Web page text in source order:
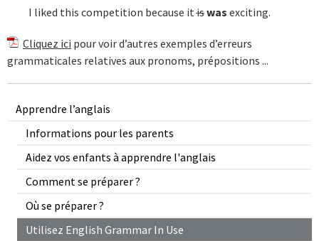
Apprendre l’anglais
Informations pour les parents
Aidez vos enfants à apprendre l'anglais
Comment se préparer ?
Où se préparer ?
Utilisez English Grammar In Use
I liked this competition because itiswas exciting.
Cliquez ici pour voir d’autres exemples d’erreurs
grammaticales relatives aux pronoms, prépositions ...